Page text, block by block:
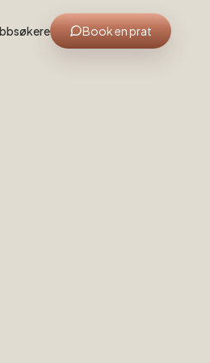
Book en prat